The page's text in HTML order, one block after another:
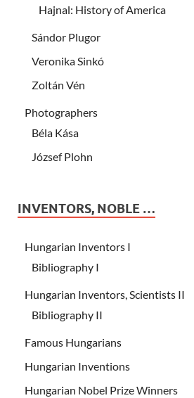
Hajnal: History of America
Sándor Plugor
Veronika Sinkó
Zoltán Vén
Photographers
Béla Kása
József Plohn
INVENTORS, NOBLE …
Hungarian Inventors I
Bibliography I
Hungarian Inventors, Scientists II
Bibliography II
Famous Hungarians
Hungarian Inventions
Hungarian Nobel Prize Winners